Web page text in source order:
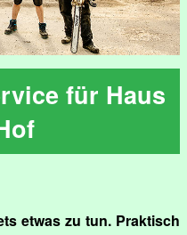
für Haus
etwas zu tun. Praktisch